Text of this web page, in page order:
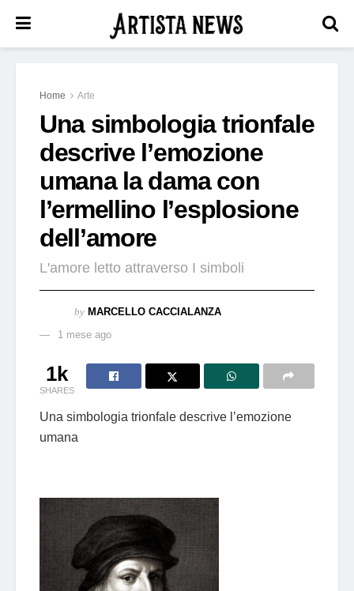
Home Arte
Una simbologia trionfale
descrive l’emozione
umana la dama con
l’ermellino l’esplosione
dell’amore
L'amore letto attraverso I simboli
by MARCELLO CACCIALANZA
1 mese ago
1k
SHARES
Una simbologia trionfale descrive l’emozione
umana